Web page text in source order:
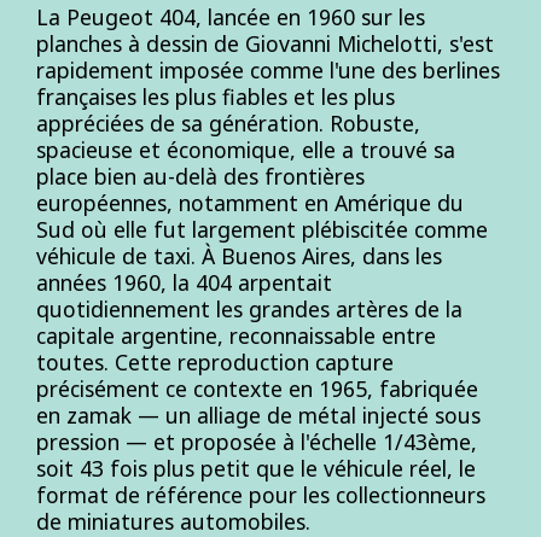
La Peugeot 404, lancée en 1960 sur les
planches à dessin de Giovanni Michelotti, s'est
rapidement imposée comme l'une des berlines
françaises les plus fiables et les plus
appréciées de sa génération. Robuste,
spacieuse et économique, elle a trouvé sa
place bien au-delà des frontières
européennes, notamment en Amérique du
Sud où elle fut largement plébiscitée comme
véhicule de taxi. À Buenos Aires, dans les
années 1960, la 404 arpentait
quotidiennement les grandes artères de la
capitale argentine, reconnaissable entre
toutes. Cette reproduction capture
précisément ce contexte en 1965, fabriquée
en zamak — un alliage de métal injecté sous
pression — et proposée à l'échelle 1/43ème,
soit 43 fois plus petit que le véhicule réel, le
format de référence pour les collectionneurs
de miniatures automobiles.